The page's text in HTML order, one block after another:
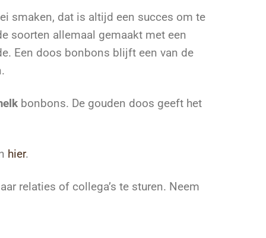
smaken, dat is altijd een succes om te
soorten allemaal gemaakt met een
Een doos bonbons blijft een van de
bonbons. De gouden doos geeft het
hier.
relaties of collega’s te sturen. Neem